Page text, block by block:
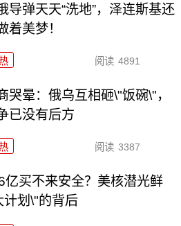
导弹天天“洗地”，泽连斯基还
着美梦！
阅读 4891
哭晕：俄乌互相砸\"饭碗\"，
已没有后方
阅读 3387
亿买不来安全？美核潜光鲜
计划\"的背后